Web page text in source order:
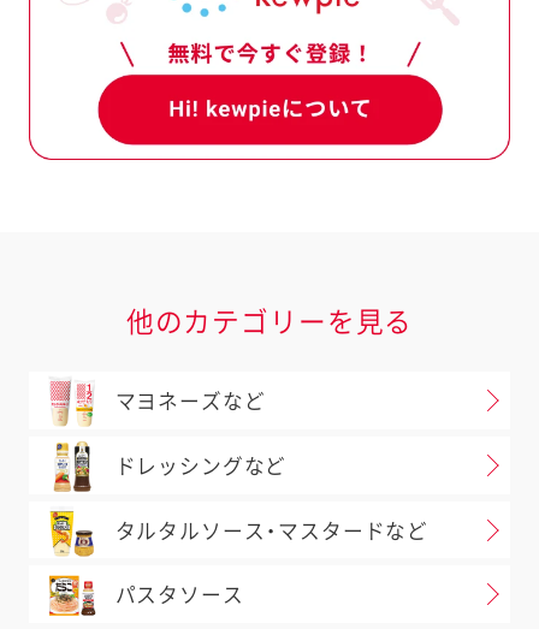
記載しています。
商品Aを製造後、次の商品Bを
ない特定原材料等が入る可能性
）クラッカーは卵・乳成分・え
コンタミネーションが否定でき
については、使用原料の製造工
使用している
）●あさりには、かにが共生して
手元の商品と当ホームページ
があります。必ずお手元の商
0120-14-1122
他のカテゴリーを見る
マヨネーズなど
ドレッシングなど
タルタルソース・マスタードなど
パスタソース